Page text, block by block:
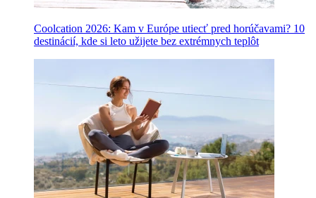
Coolcation 2026: Kam v Európe utiecť pred horúčavami? 10
destinácií, kde si leto užijete bez extrémnych teplôt